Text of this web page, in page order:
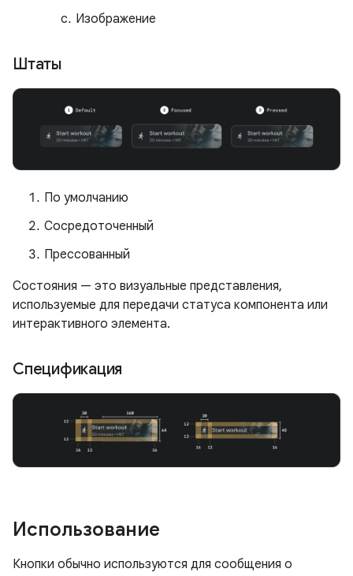
Изображение
Штаты
По умолчанию
Сосредоточенный
Прессованный
Состояния — это визуальные представления,
используемые для передачи статуса компонента или
интерактивного элемента.
Спецификация
Использование
Кнопки обычно используются для сообщения о